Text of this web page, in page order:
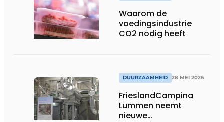
Waarom de
voedingsindustrie
CO2 nodig heeft
DUURZAAMHEID 28 MEI 2026
FrieslandCampina
Lummen neemt
nieuwe